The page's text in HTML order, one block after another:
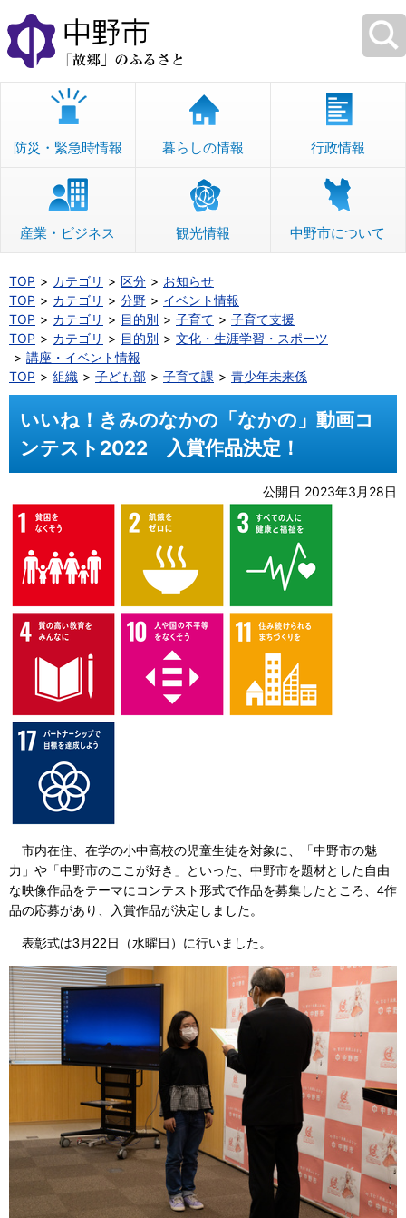
本
文
へ
移
防災・緊急時情報 暮らしの情報 行政情報
産業・ビジネス 観光情報 中野市について
TOP カテゴリ 区分
お知らせ
TOP
カテゴリ 分野
イベント情報
TOP
カテゴリ 目的別 子育て
子育て支援
TOP
カテゴリ 目的別
文化・生涯学習・スポーツ
講座・イベント情報
TOP
組織 子ども部 子育て課 青少年未来係
いいね！きみのなかの「なかの」動画コ
ンテスト2022 入賞作品決定！
公開日 2023年3月28日
市内在住、在学の小中高校の児童生徒を対象に、「中野市の魅
力」や「中野市のここが好き」といった、中野市を題材とした自由
な映像作品をテーマに コンテスト形式で作品を募集したところ、4作
品の応募があり、入賞作品が決定しました。
表彰式は3月22日（水曜日）に行いました。